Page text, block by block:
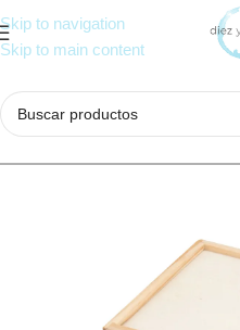
Skip to navigation
Skip to main content